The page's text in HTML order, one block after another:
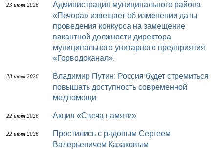
23 июня 2026
Администрация муниципального района
«Печора» извещает об изменении даты
проведения конкурса на замещение
вакантной должности директора
муниципального унитарного предприятия
«Горводоканал».
23 июня 2026
Владимир Путин: Россия будет стремиться
повышать доступность современной
медпомощи
22 июня 2026 Акция «Свеча памяти»
22 июня 2026
Простились с рядовым Сергеем
Валерьевичем Казаковым